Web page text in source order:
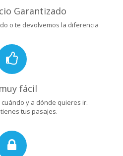
Garantizado
o te devolvemos la diferencia
fácil
y a dónde quieres ir.
tus pasajes.